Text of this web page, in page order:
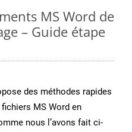
MS Word de
– Guide étape
des méthodes rapides
MS Word en
nous l’avons fait ci-